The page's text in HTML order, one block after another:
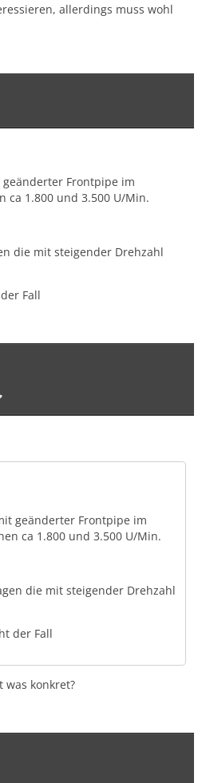
allerdings muss wohl
Frontpipe im
ca 1.800 und 3.500 U/Min.
die mit steigender Drehzahl
Fall
geänderter Frontpipe im
ca 1.800 und 3.500 U/Min.
die mit steigender Drehzahl
der Fall
was konkret?